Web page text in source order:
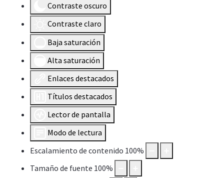
Contraste oscuro
Contraste claro
Baja saturación
Alta saturación
Enlaces destacados
Títulos destacados
Lector de pantalla
Modo de lectura
Escalamiento de contenido 100%
Tamaño de fuente 100%